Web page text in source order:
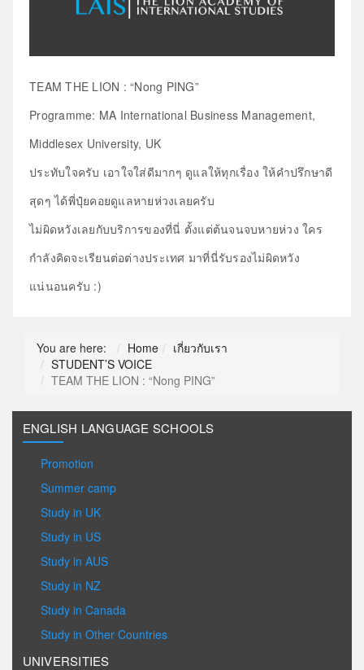
TEAM THE LION : “Nong PING”
Programme: MA International Business Management,
Middlesex University, UK
ประทับใจครับ เอาใจใส่ดีมากๆ ดูแลให้ทุกเรื่อง ให้คำปรึกษาดี
สุดๆ ได้พี่ปุ๋ยคอยดูแลหายห่วงเลยครับ
ไม่ผิดหวังเลยกับบริการของที่นี่ ตั้งแต่ต้นจนจบหายห่วง ใคร
กำลังคิดจะเรียนต่อต่างประเทศ มาที่นี่รับรองไม่ผิดหวัง
แน่นอนครับ :)
You are here: Home
เกี่ยวกับเรา
STUDENT’S VOICE
TEAM THE LION : “Nong PING”
ENGLISH LANGUAGE SCHOOLS
Promotion
Summer camp
Study in UK
Study in US
Study in AUS
Study in NZ
Study in Canada
Study in Other Countries
UNIVERSITIES